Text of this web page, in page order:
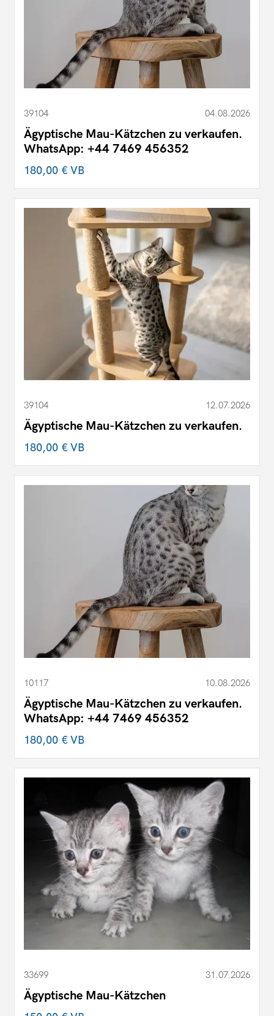
39104 04.08.2026
Ägyptische Mau-Kätzchen zu verkaufen.
WhatsApp: +44 7469 456352
180,00 €VB
39104 12.07.2026
Ägyptische Mau-Kätzchen zu verkaufen.
180,00 €VB
10117 10.08.2026
Ägyptische Mau-Kätzchen zu verkaufen.
WhatsApp: +44 7469 456352
180,00 €VB
33699 31.07.2026
Ägyptische Mau-Kätzchen